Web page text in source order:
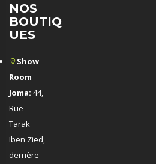
NOS
BOUTIQ
UES
Show
Room
Joma: 44,
Rue
Tarak
Iben Zied,
derrière